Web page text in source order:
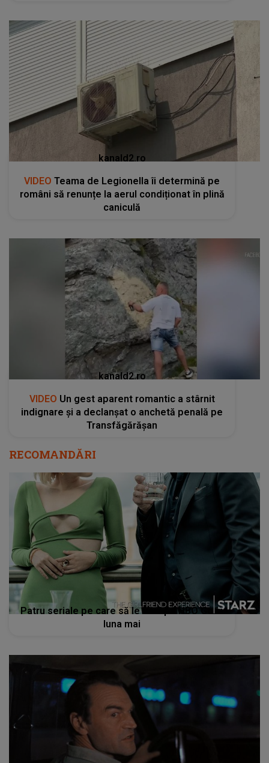
kanald2.ro
VIDEO Teama de Legionella îi determină pe
români să renunțe la aerul condiționat în plină
caniculă
kanald2.ro
VIDEO Un gest aparent romantic a stârnit
indignare și a declanșat o anchetă penală pe
Transfăgărășan
RECOMANDĂRI
Patru seriale pe care să le vezi pe HBO Go în
luna mai